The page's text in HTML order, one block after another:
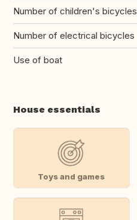
Number of children's bicycles
Number of electrical bicycles
Use of boat
House essentials
Toys and games